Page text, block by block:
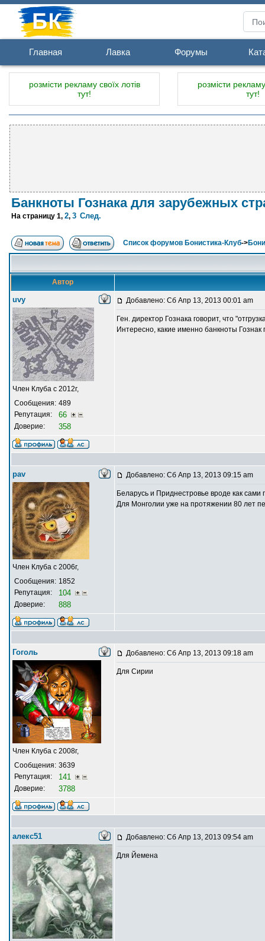
Главная Лавка Форумы
розмісти рекламу своїх лотів
тут!
розмісти
тут!
Банкноты Гознака для зарубежных
На страницу 1, 2, 3 След.
Список форумов Бонистика-Клуб->
Автор
uvy
Член Клуба с 2012г,
Сообщения: 489
Репутация:
66
Доверие: 358
Добавлено: Сб Апр 13, 2013 00:01 am
Ген. директор Гознака говорит, что
Интересно, какие именно банкноты
pav
Член Клуба с 2006г,
Сообщения: 1852
Репутация:
104
Доверие: 888
Добавлено: Сб Апр 13, 2013 09:15 am
Беларусь и Приднестровье вроде как сами
Для Монголии уже на протяжении 80 лет
Гоголь
Член Клуба с 2008г,
Сообщения: 3639
Репутация:
141
Доверие: 3788
Добавлено: Сб Апр 13, 2013 09:18 am
Для Сирии
алекс51 Добавлено: Сб Апр 13, 2013 09:54 am
Для Йемена